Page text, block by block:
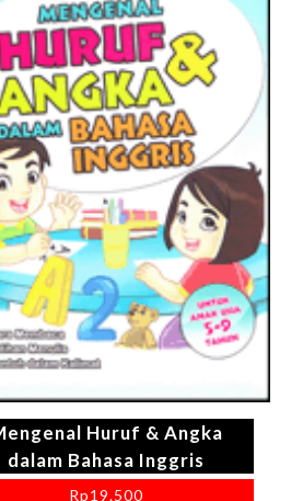
Huruf & Angka
dalam Bahasa Inggris
Rp19.500